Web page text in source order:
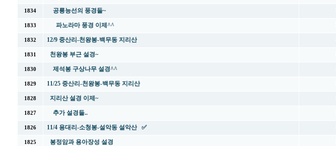
1834 공룡능선의 풍경들~
1833 파노라마 풍경 이제^^
1832 12/9 중산리-천왕봉-백무동 지리산
1831 천왕봉 부근 설경~
1830 제석봉 구상나무 설경^^
1829 11/25 중산리-천왕봉-백무동 지리산
1828 지리산 설경 이제~
1827 추가 설경들..
1826 11/4 용대리-소청봉-설악동 설악산 ✅
1825 봉정암과 용아장성 설경